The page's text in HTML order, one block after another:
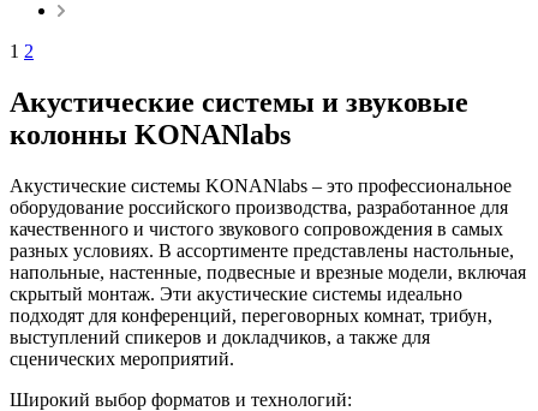
1 2
Акустические системы и звуковые
колонны KONANlabs
Акустические системы KONANlabs – это профессиональное
оборудование российского производства, разработанное для
качественного и чистого звукового сопровождения в самых
разных условиях. В ассортименте представлены настольные,
напольные, настенные, подвесные и врезные модели, включая
скрытый монтаж. Эти акустические системы идеально
подходят для конференций, переговорных комнат, трибун,
выступлений спикеров и докладчиков, а также для
сценических мероприятий.
Широкий выбор форматов и технологий: